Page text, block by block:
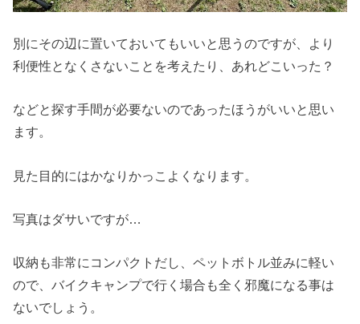
別にその辺に置いておいてもいいと思うのですが、より
利便性となくさないことを考えたり、あれどこいった？
などと探す手間が必要ないのであったほうがいいと思い
ます。
見た目的にはかなりかっこよくなります。
写真はダサいですが…
収納も非常にコンパクトだし、ペットボトル並みに軽い
ので、バイクキャンプで行く場合も全く邪魔になる事は
ないでしょう。